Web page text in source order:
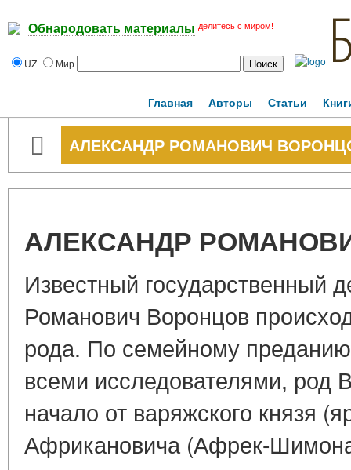
Обнародовать материалы делитесь с миром!
UZ Мир
Главная Авторы Статьи
АЛЕКСАНДР РОМАНОВИЧ
АЛЕКСАНДР
Известный государственный
Романович Воронцов
рода. По семейному
всеми исследователями, род
начало от варяжского князя
Африкановича (Афрек-